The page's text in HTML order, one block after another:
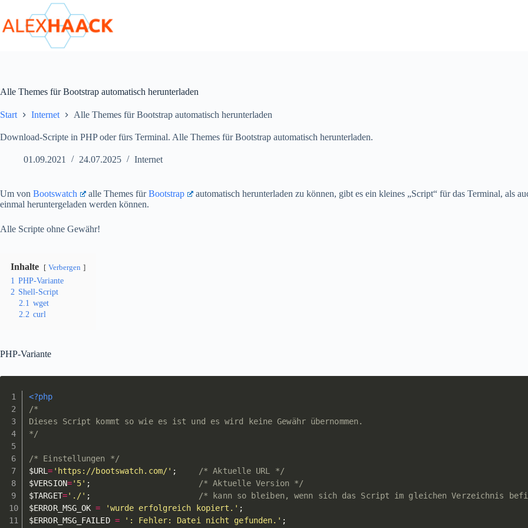
springen
Alle Themes für Bootstrap automatisch herunterladen
Start Internet Alle Themes für Bootstrap automatisch herunterladen
Download-Scripte in PHP oder fürs Terminal. Alle Themes für Bootstrap automatisch herunterladen.
01.09.2021 24.07.2025 Internet
Um von Bootswatch alle Themes fürBootstrap
automatisch herunterladen zu können, gibt es ein kleines „Script“ für das Terminal, als
einmal heruntergeladen werden können.
Alle Scripte ohne Gewähr!
Inhalte Verbergen
1 PHP-Variante
2 Shell-Script
2.1 wget
2.2 curl
PHP-Variante
<?php
/*
Dieses Script kommt so wie es ist und es wird keine Gewähr übernommen.
*/
/* Einstellungen */
$URL= 'https://bootswatch.com/' ;
/* Aktuelle URL */
$VERSION='5' ;
/* Aktuelle Version */
$TARGET='./' ;
/* kann so bleiben, wenn sich das Script im gleichen Verzeichnis
$ERROR_MSG_OK = 'wurde erfolgreich kopiert.' ;
$ERROR_MSG_FAILED = ': Fehler: Datei nicht gefunden.' ;